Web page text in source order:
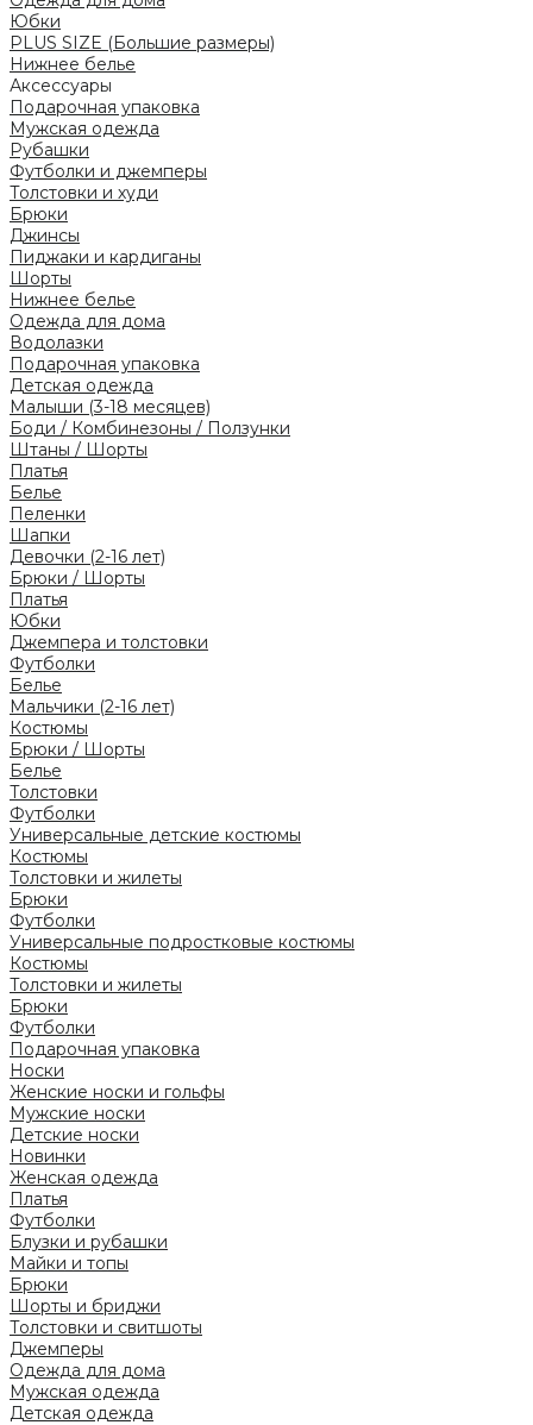
Юбки
PLUS SIZE (Большие размеры)
Нижнее белье
Аксессуары
Подарочная упаковка
Мужская одежда
Рубашки
Футболки и джемперы
Толстовки и худи
Брюки
Джинсы
Пиджаки и кардиганы
Шорты
Нижнее белье
Одежда для дома
Водолазки
Подарочная упаковка
Детская одежда
Малыши (3-18 месяцев)
Боди / Комбинезоны / Ползунки
Штаны / Шорты
Платья
Белье
Пеленки
Шапки
Девочки (2-16 лет)
Брюки / Шорты
Платья
Юбки
Джемпера и толстовки
Футболки
Белье
Мальчики (2-16 лет)
Костюмы
Брюки / Шорты
Белье
Толстовки
Футболки
Универсальные детские костюмы
Костюмы
Толстовки и жилеты
Брюки
Футболки
Универсальные подростковые костюмы
Костюмы
Толстовки и жилеты
Брюки
Футболки
Подарочная упаковка
Носки
Женские носки и гольфы
Мужские носки
Детские носки
Новинки
Женская одежда
Платья
Футболки
Блузки и рубашки
Майки и топы
Брюки
Шорты и бриджи
Толстовки и свитшоты
Джемперы
Одежда для дома
Мужская одежда
Детская одежда